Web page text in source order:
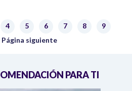
Página
4 Página
5 Página
6 Página
7 Página
8 Página
9
Siguiente página
Página siguiente
PARA TI